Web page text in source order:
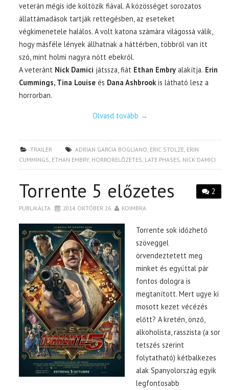
veterán mégis ide költözik fiával. A közösséget sorozatos
állattámadások tartják rettegésben, az eseteket
végkimenetele halálos. A volt katona számára világossá válik,
hogy másféle lények állhatnak a háttérben, többről van itt
szó, mint holmi nagyra nőtt ebekről.
A veteránt Nick Damici játssza, fiát Ethan Embry alakítja. Erin
Cummings, Tina Louise és Dana Ashbrook is látható lesz a
horrorban.
Olvasd tovább →
TRAILER ADRIAN GARCIA BOGLIANO ERIC STOLZE ERIN
CUMMINGS ETHAN EMBRY, HORRORELŐZETES LATE PHASES NICK DAMICI
2
Torrente 5 előzetes
PUBLIKÁLTA 2014. OKTÓBER 26. KOIMBRA
Torrente sok időzhető
szöveggel
örvendeztetett meg
minket és egyúttal pár
fontos dologra is
megtanított. Mert ugye ki
mosott kezet vécézés
előtt? A kretén, önző,
alkoholista, rasszista (a sor
tetszés szerint
folytatható) kétbalkezes
alak Spanyolország egyik
legfontosabb